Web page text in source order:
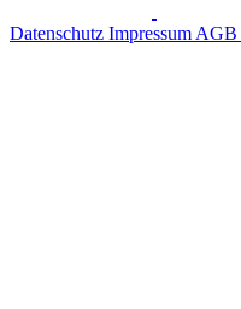
Datenschutz Impressum AGB